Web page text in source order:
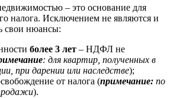
– это основание для
налога. Исключением не являются и
свои нюансы:
более 3 лет – НДФЛ не
: для квартир, полученных в
при дарении или наследстве);
от налога (примечание: по
).